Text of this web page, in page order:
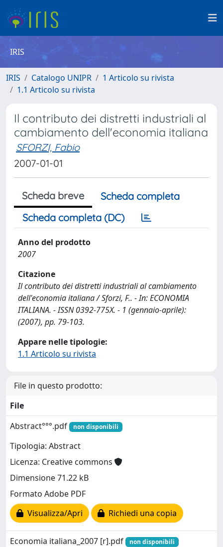
IRIS
IRIS Catalogo UNIPR
1 Articolo su rivista
1.1 Articolo su rivista
Il contributo dei distretti industriali al
cambiamento dell'economia italiana
SFORZI, Fabio
2007-01-01
Scheda breve
Scheda completa
Scheda completa (DC)
Anno del prodotto
2007
Citazione
Il contributo dei distretti industriali al cambiamento
dell'economia italiana / Sforzi, F.. - In: ECONOMIA
ITALIANA. - ISSN 0392-775X. - 1 (gennaio-aprile):
(2007), pp. 79-103.
Appare nelle tipologie:
1.1 Articolo su rivista
File in questo prodotto:
File
Abstract°°°.pdf
non disponibili
Tipologia: Abstract
Licenza: Creative commons
Dimensione 71.22 kB
Formato Adobe PDF
Visualizza/Apri
Richiedi una copia
Economia italiana_2007 [r].pdf non disponibili